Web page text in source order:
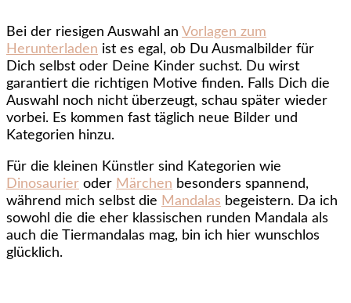
Bei der riesigen Auswahl an Vorlagen zum
Herunterladen ist es egal, ob Du Ausmalbilder für
Dich selbst oder Deine Kinder suchst. Du wirst
garantiert die richtigen Motive finden. Falls Dich die
Auswahl noch nicht überzeugt, schau später wieder
vorbei. Es kommen fast täglich neue Bilder und
Kategorien hinzu.
Für die kleinen Künstler sind Kategorien wie
Dinosaurier oder Märchen besonders spannend,
während mich selbst die Mandalas begeistern. Da ich
sowohl die die eher klassischen runden Mandala als
auch die Tiermandalas mag, bin ich hier wunschlos
glücklich.